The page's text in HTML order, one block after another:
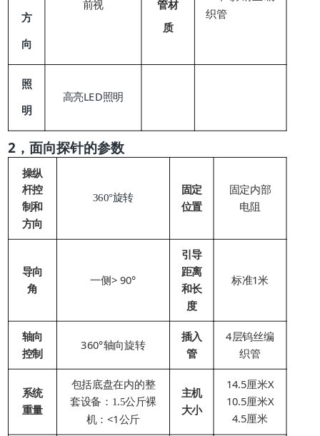
方
向
前视 管材
质
织管
照
明
高亮LED照明
2，面向探针的参数
操纵
杆控
制和
方向
360°旋转
固定
位置
固定内部
电阻
导向
角
一侧> 90°
引导
距离
和长
度
标准1米
轴向
控制
360°轴向旋转
插入
管
4层钨丝编
织管
系统
重量
包括底盘在内的整
套设备： 1.5公斤裸
机：<1公斤
主机
大小
14.5厘米X
10.5厘米X
4.5厘米